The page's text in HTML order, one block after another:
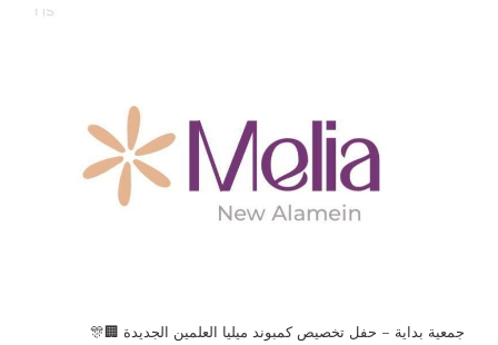
جمعية بداية – حفل تخصيص كمبوند ميليا العلمين الجديدة 🏢🎊